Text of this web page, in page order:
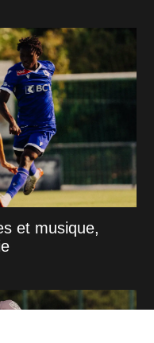
et musique,